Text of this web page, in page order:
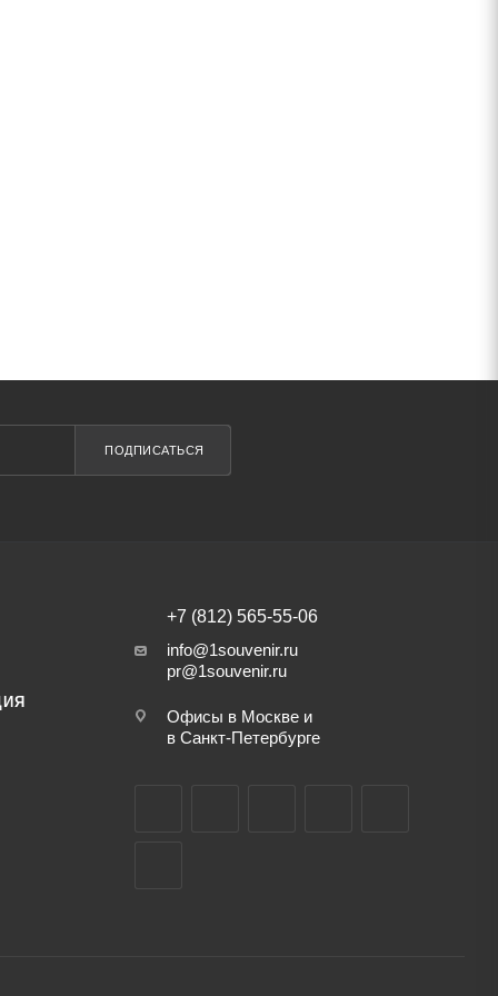
ПОДПИСАТЬСЯ
+7 (812) 565-55-06
info@1souvenir.ru
pr@1souvenir.ru
Офисы в Москве и
в Санкт-Петербурге